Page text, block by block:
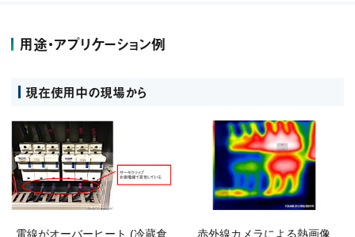
用途・アプリケーション例
現在使用中の現場から
電線がオーバーヒート (冷蔵倉 赤外線カメラによる熱画像